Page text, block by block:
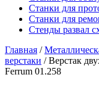
Станки для
Станки для
Стенды развал
Главная /
верстаки / Верстак
Ferrum 01.258